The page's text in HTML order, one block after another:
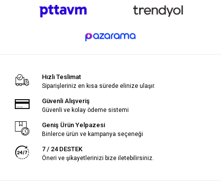
Hızlı Teslimat
Siparişleriniz en kısa sürede elinize ulaşır.
Güvenli Alışveriş
Güvenli ve kolay ödeme sistemi
Geniş Ürün Yelpazesi
Binlerce ürün ve kampanya seçeneği
7 / 24 DESTEK
Öneri ve şikayetlerinizi bize iletebilirsiniz.